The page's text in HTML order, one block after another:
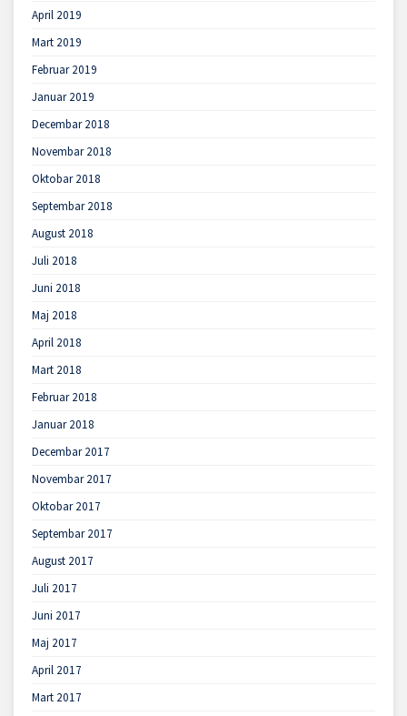
April 2019
Mart 2019
Februar 2019
Januar 2019
Decembar 2018
Novembar 2018
Oktobar 2018
Septembar 2018
August 2018
Juli 2018
Juni 2018
Maj 2018
April 2018
Mart 2018
Februar 2018
Januar 2018
Decembar 2017
Novembar 2017
Oktobar 2017
Septembar 2017
August 2017
Juli 2017
Juni 2017
Maj 2017
April 2017
Mart 2017